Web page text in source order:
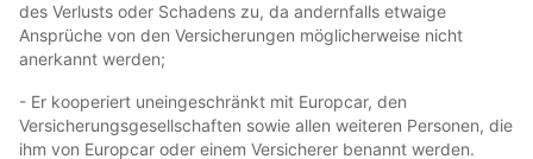
des Verlusts oder Schadens zu, da andernfalls etwaige
Ansprüche von den Versicherungen möglicherweise nicht
anerkannt werden;
- Er kooperiert uneingeschränkt mit Europcar, den
Versicherungsgesellschaften sowie allen weiteren Personen, die
ihm von Europcar oder einem Versicherer benannt werden.